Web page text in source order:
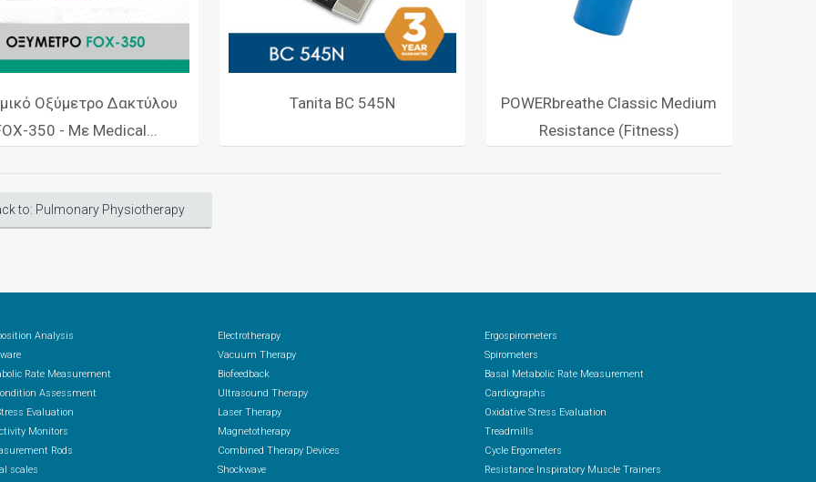
Οξύμετρο Δακτύλου
350 - Με Medical...
Tanita BC 545N
POWERbreathe Classic Medium
Resistance (Fitness)
to: Pulmonary Physiotherapy
Analysis
Rate Measurement
Assessment
Evaluation
Monitors
Rods
scales
Electrotherapy
Vacuum Therapy
Biofeedback
Ultrasound Therapy
Laser Therapy
Magnetotherapy
Combined Therapy Devices
Shockwave
Ergospirometers
Spirometers
Basal Metabolic Rate Measurement
Cardiographs
Oxidative Stress Evaluation
Treadmills
Cycle Ergometers
Resistance Inspiratory Muscle Trainers